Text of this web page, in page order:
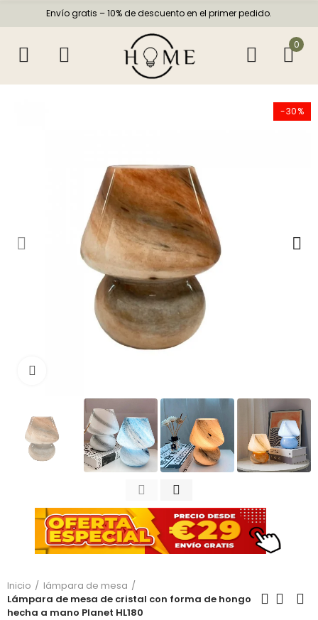
Envío gratis – 10% de descuento en el primer pedido.
0
-30%
Inicio
lámpara de mesa
Lámpara de mesa de cristal con forma de hongo
hecha a mano Planet HL180